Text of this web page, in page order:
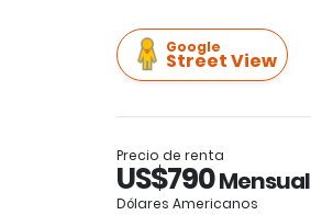
Google
Street View
Precio de renta
US$790Mensual
Dólares Americanos